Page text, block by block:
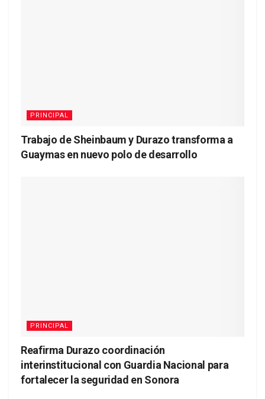
PRINCIPAL
Trabajo de Sheinbaum y Durazo transforma a
Guaymas en nuevo polo de desarrollo
PRINCIPAL
Reafirma Durazo coordinación
interinstitucional con Guardia Nacional para
fortalecer la seguridad en Sonora